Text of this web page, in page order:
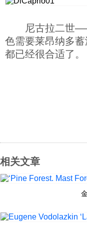
尼古拉二世
色需要莱昂纳多
都已经很合适了。
相关文章